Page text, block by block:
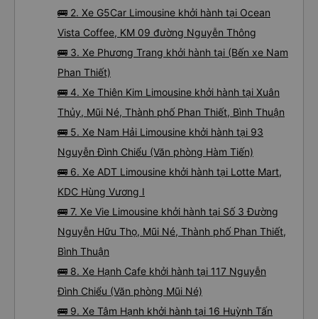
🚌 2. Xe G5Car Limousine khởi hành tại Ocean
Vista Coffee, KM 09 đường Nguyễn Thông
🚌 3. Xe Phương Trang khởi hành tại (Bến xe Nam
Phan Thiết)
🚌 4. Xe Thiên Kim Limousine khởi hành tại Xuân
Thủy, Mũi Né, Thành phố Phan Thiết, Bình Thuận
🚌 5. Xe Nam Hải Limousine khởi hành tại 93
Nguyễn Đình Chiểu (Văn phòng Hàm Tiến)
🚌 6. Xe ADT Limousine khởi hành tại Lotte Mart,
KDC Hùng Vương I
🚌 7. Xe Vie Limousine khởi hành tại Số 3 Đường
Nguyễn Hữu Thọ, Mũi Né, Thành phố Phan Thiết,
Bình Thuận
🚌 8. Xe Hạnh Cafe khởi hành tại 117 Nguyễn
Đình Chiểu (Văn phòng Mũi Né)
🚌 9. Xe Tâm Hạnh khởi hành tại 16 Huỳnh Tấn